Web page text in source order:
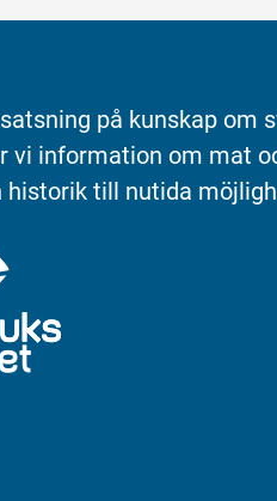
på kunskap om
vi information om mat
historik till nutida